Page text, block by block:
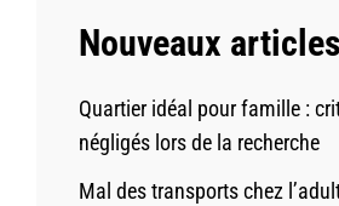
Nouveaux articles
Quartier idéal pour famille :
négligés lors de la recherche
Mal des transports chez